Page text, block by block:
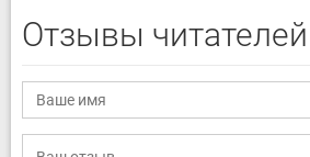
Отзывы читателей